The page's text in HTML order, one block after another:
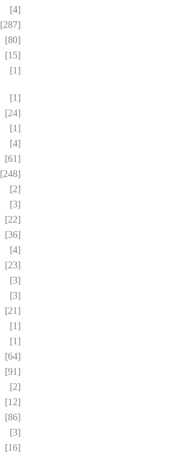
[4]
[287]
[80]
[15]
[1]
[1]
[24]
[1]
[4]
[61]
[248]
[2]
[3]
[22]
[36]
[4]
[23]
[3]
[3]
[21]
[1]
[1]
[64]
[91]
[2]
[12]
[86]
[3]
[16]